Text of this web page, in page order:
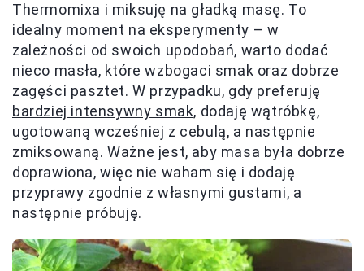
Thermomixa i miksuję na gładką masę. To
idealny moment na eksperymenty – w
zależności od swoich upodobań, warto dodać
nieco masła, które wzbogaci smak oraz dobrze
zagęści pasztet. W przypadku, gdy preferuję
bardziej intensywny smak, dodaję wątróbkę,
ugotowaną wcześniej z cebulą, a następnie
zmiksowaną. Ważne jest, aby masa była dobrze
doprawiona, więc nie waham się i dodaję
przyprawy zgodnie z własnymi gustami, a
następnie próbuję.